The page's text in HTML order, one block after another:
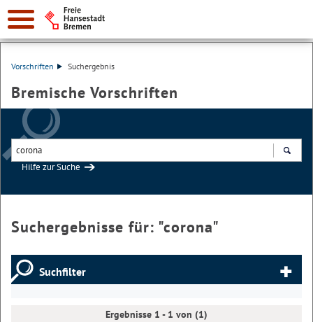
Vorschriften Suchergebnis
Bremische Vorschriften
Hilfe zur Suche
Suchergebnisse für: "corona"
Suchfilter
Ergebnisse 1 - 1 von (1)